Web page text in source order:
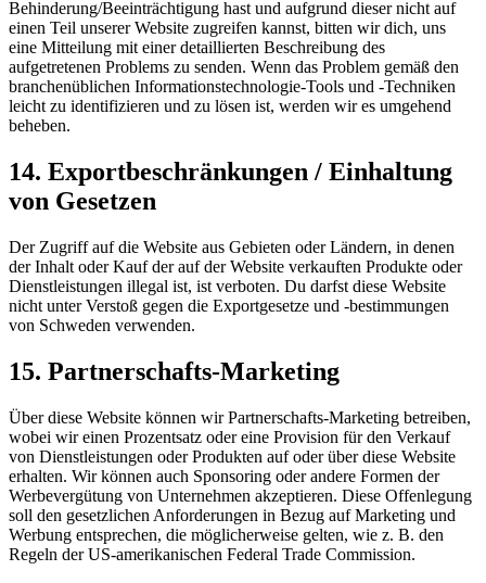
Behinderung/Beeinträchtigung hast und aufgrund dieser nicht auf
einen Teil unserer Website zugreifen kannst, bitten wir dich, uns
eine Mitteilung mit einer detaillierten Beschreibung des
aufgetretenen Problems zu senden. Wenn das Problem gemäß den
branchenüblichen Informationstechnologie-Tools und -Techniken
leicht zu identifizieren und zu lösen ist, werden wir es umgehend
beheben.
14. Exportbeschränkungen / Einhaltung
von Gesetzen
Der Zugriff auf die Website aus Gebieten oder Ländern, in denen
der Inhalt oder Kauf der auf der Website verkauften Produkte oder
Dienstleistungen illegal ist, ist verboten. Du darfst diese Website
nicht unter Verstoß gegen die Exportgesetze und -bestimmungen
von Schweden verwenden.
15. Partnerschafts-Marketing
Über diese Website können wir Partnerschafts-Marketing betreiben,
wobei wir einen Prozentsatz oder eine Provision für den Verkauf
von Dienstleistungen oder Produkten auf oder über diese Website
erhalten. Wir können auch Sponsoring oder andere Formen der
Werbevergütung von Unternehmen akzeptieren. Diese Offenlegung
soll den gesetzlichen Anforderungen in Bezug auf Marketing und
Werbung entsprechen, die möglicherweise gelten, wie z. B. den
Regeln der US-amerikanischen Federal Trade Commission.